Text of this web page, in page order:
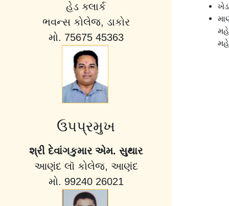
હેડ ક્લાર્ક
ભવન્સ કોલેજ, ડાકોર
મો. 75675 45363
ઉપપ્રમુખ
શ્રી દેવાંગકુમાર એમ. સુથાર
આણંદ લૉ કોલેજ, આણંદ
મો. 99240 26021